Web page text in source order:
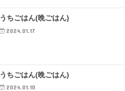
うちごはん(晩ごはん)
2024.01.17
うちごはん(晩ごはん)
2024.01.10